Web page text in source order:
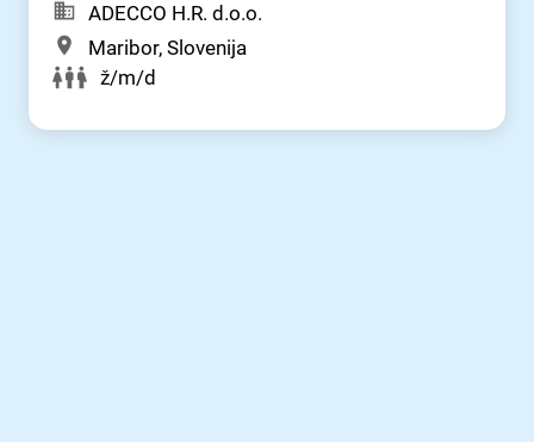
ADECCO H.R. d.o.o.
Maribor, Slovenija
ž/m/d